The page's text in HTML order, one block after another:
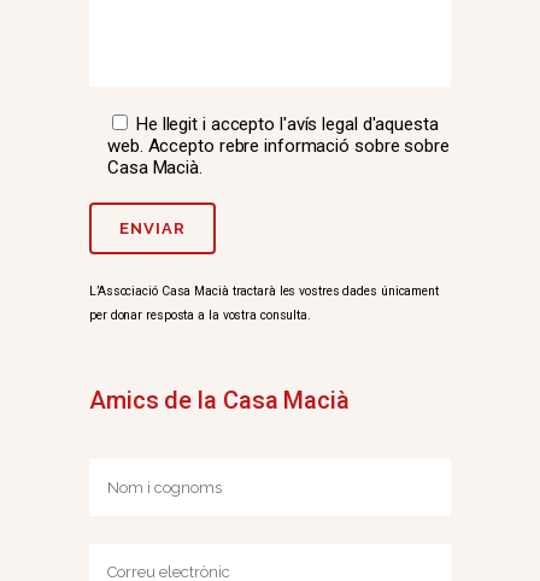
He llegit i accepto l'avís legal d'aquesta
web. Accepto rebre informació sobre sobre
Casa Macià.
L’Associació Casa Macià tractarà les vostres dades únicament
per donar resposta a la vostra consulta.
Amics de la Casa Macià